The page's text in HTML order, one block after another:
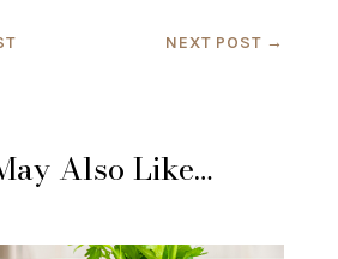
NEXT POST →
Also Like…